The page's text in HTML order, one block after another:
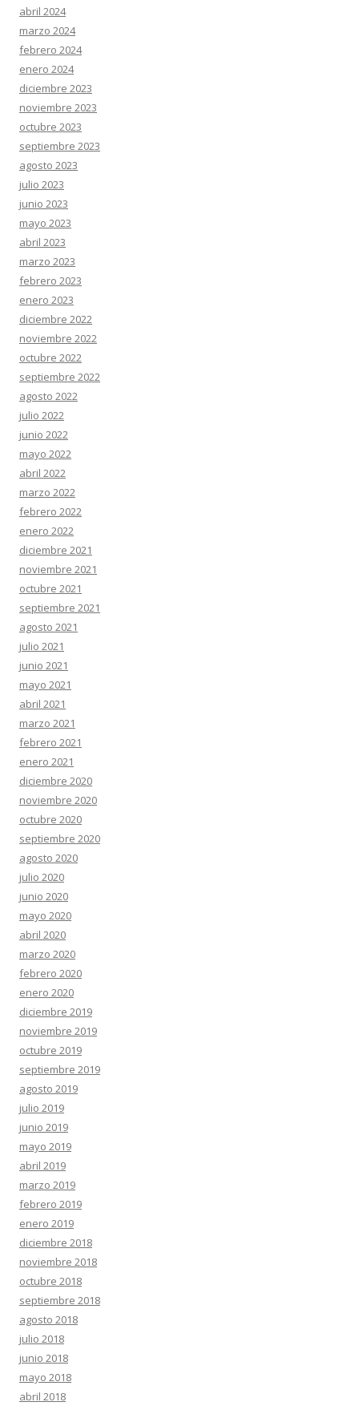
abril 2024
marzo 2024
febrero 2024
enero 2024
diciembre 2023
noviembre 2023
octubre 2023
septiembre 2023
agosto 2023
julio 2023
junio 2023
mayo 2023
abril 2023
marzo 2023
febrero 2023
enero 2023
diciembre 2022
noviembre 2022
octubre 2022
septiembre 2022
agosto 2022
julio 2022
junio 2022
mayo 2022
abril 2022
marzo 2022
febrero 2022
enero 2022
diciembre 2021
noviembre 2021
octubre 2021
septiembre 2021
agosto 2021
julio 2021
junio 2021
mayo 2021
abril 2021
marzo 2021
febrero 2021
enero 2021
diciembre 2020
noviembre 2020
octubre 2020
septiembre 2020
agosto 2020
julio 2020
junio 2020
mayo 2020
abril 2020
marzo 2020
febrero 2020
enero 2020
diciembre 2019
noviembre 2019
octubre 2019
septiembre 2019
agosto 2019
julio 2019
junio 2019
mayo 2019
abril 2019
marzo 2019
febrero 2019
enero 2019
diciembre 2018
noviembre 2018
octubre 2018
septiembre 2018
agosto 2018
julio 2018
junio 2018
mayo 2018
abril 2018